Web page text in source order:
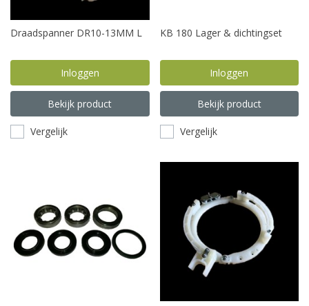
Draadspanner DR10-13MM L
Inloggen
Bekijk product
Vergelijk
KB 180 Lager & dichtingset
Inloggen
Bekijk product
Vergelijk